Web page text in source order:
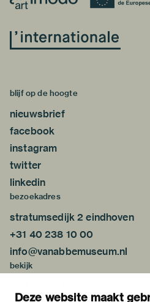
Deze website maakt
blijf op de hoogte
nieuwsbrief
facebook
instagram
twitter
linkedin
bezoekadres
stratumsedijk 2 eindhoven
+31 40 238 10 00
info@vanabbemuseum.nl
bekijk